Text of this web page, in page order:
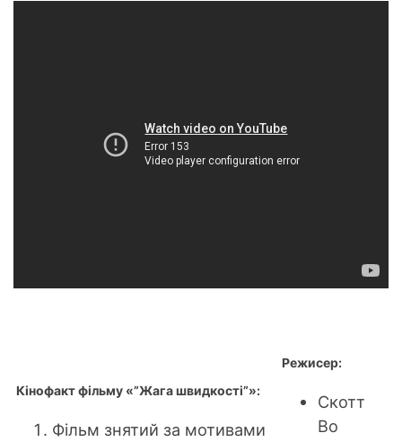
Кінофакт фільму «”Жага швидкості”»:
Фільм знятий за мотивами
Режисер:
Скотт
Во